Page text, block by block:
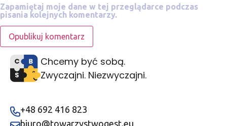
Zapamiętaj moje dane w tej przeglądarce podczas
pisania kolejnych komentarzy.
Chcemy być sobą.
Zwyczajni. Niezwyczajni.
+48 692 416 823
biuro@towarzystwogest.eu